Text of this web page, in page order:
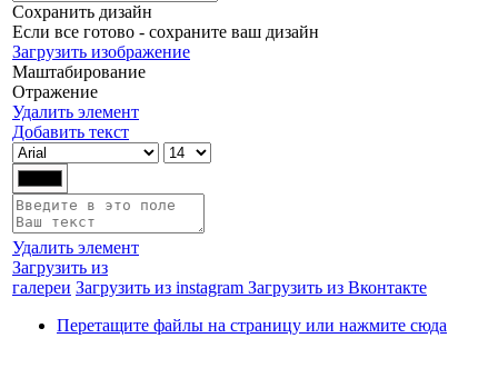
Сохранить дизайн
Если все готово - сохраните ваш дизайн
Загрузить изображение
Маштабирование
Отражение
Удалить элемент
Добавить текст
Удалить элемент
Загрузить из
галереи Загрузить из instagram Загрузить из Вконтакте
Перетащите файлы на страницу или нажмите сюда